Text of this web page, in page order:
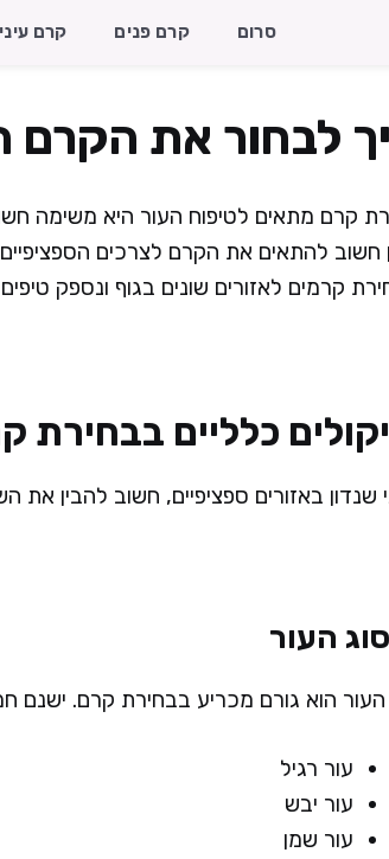
סרום קרם פנים קרם
לבחור את הקרם
קרם מתאים לטיפוח העור היא משימה
חשוב להתאים את הקרם לצרכים
קרמים לאזורים שונים בגוף ונספק
כלליים בבחירת
שנדון באזורים ספציפיים, חשוב להבין את
העור הוא גורם מכריע בבחירת קרם. ישנם
עור רגיל
עור יבש
עור שמן